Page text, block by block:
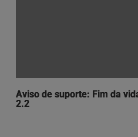
Aviso de suporte: Fim da
2.2